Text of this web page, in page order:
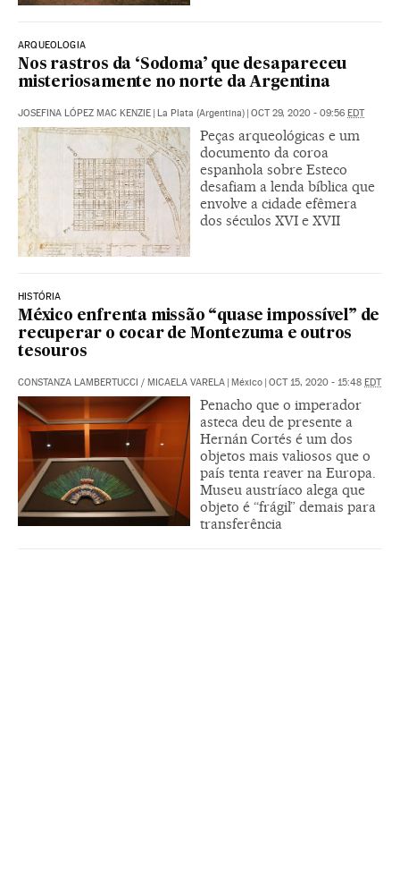
ARQUEOLOGIA
Nos rastros da ‘Sodoma’ que desapareceu
misteriosamente no norte da Argentina
JOSEFINA LÓPEZ MAC KENZIE | La Plata (Argentina) | OCT 29, 2020 - 09:56 EDT
Peças arqueológicas e um
documento da coroa
espanhola sobre Esteco
desafiam a lenda bíblica que
envolve a cidade efêmera
dos séculos XVI e XVII
HISTÓRIA
México enfrenta missão “quase impossível” de
recuperar o cocar de Montezuma e outros
tesouros
CONSTANZA LAMBERTUCCI / MICAELA VARELA | México | OCT 15, 2020 - 15:48 EDT
Penacho que o imperador
asteca deu de presente a
Hernán Cortés é um dos
objetos mais valiosos que o
país tenta reaver na Europa.
Museu austríaco alega que
objeto é “frágil” demais para
transferência